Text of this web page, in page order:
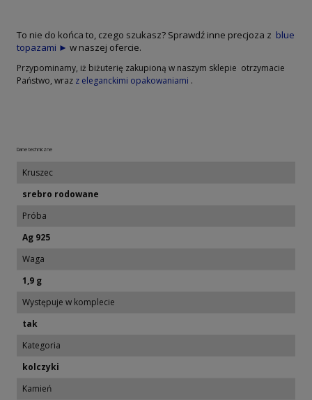
To nie do końca to, czego szukasz? Sprawdź inne precjoza z blue
topazami ► w naszej ofercie.
Przypominamy, iż biżuterię zakupioną w naszym sklepie otrzymacie
Państwo, wraz z eleganckimi opakowaniami .
Dane techniczne
Kruszec
srebro rodowane
Próba
Ag 925
Waga
1,9 g
Występuje w komplecie
tak
Kategoria
kolczyki
Kamień